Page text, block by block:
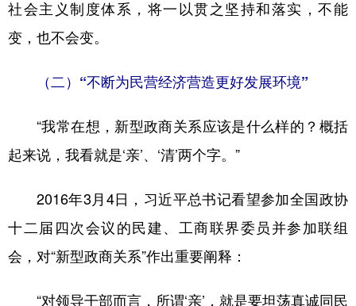
社会主义制度体系，将一以贯之坚持和落实，不能
变，也不会变。
（二）“不断为民营经济营造更好发展环境”
“我常在想，新型政商关系应该是什么样的？概括
起来说，我看就是‘亲’、‘清’两个字。”
2016年3月4日，习近平总书记看望参加全国政协
十二届四次会议的民建、工商联界委员并参加联组
会，对“新型政商关系”作出重要阐释：
“对领导干部而言，所谓‘亲’，就是要坦荡真诚同民